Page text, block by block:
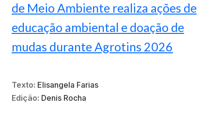
de Meio Ambiente realiza ações de
educação ambiental e doação de
mudas durante Agrotins 2026
Texto: Elisangela Farias
Edição: Denis Rocha